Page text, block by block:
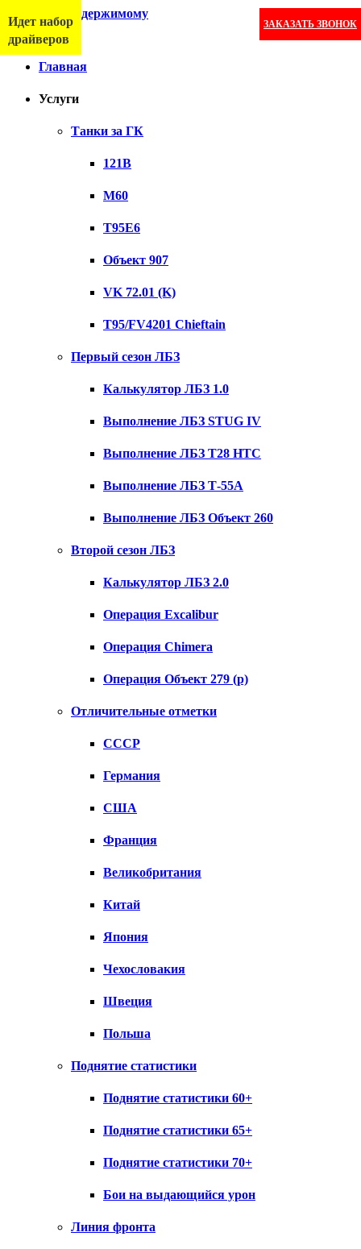
Перейти к содержимому
ЗАКАЗАТЬ ЗВОНОК
Меню
Главная
Услуги
Танки за ГК
121B
M60
T95E6
Объект 907
VK 72.01 (K)
T95/FV4201 Chieftain
Первый сезон ЛБЗ
Калькулятор ЛБЗ 1.0
Выполнение ЛБЗ STUG IV
Выполнение ЛБЗ T28 HTC
Выполнение ЛБЗ Т-55А
Выполнение ЛБЗ Объект 260
Второй сезон ЛБЗ
Калькулятор ЛБЗ 2.0
Операция Excalibur
Операция Chimera
Операция Объект 279 (р)
Отличительные отметки
СССР
Германия
США
Франция
Великобритания
Китай
Япония
Чехословакия
Швеция
Польша
Поднятие статистики
Поднятие статистики 60+
Поднятие статистики 65+
Поднятие статистики 70+
Бои на выдающийся урон
Линия фронта
Идет набор
драйверов